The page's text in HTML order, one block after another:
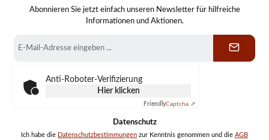
Abonnieren Sie jetzt einfach unseren Newsletter für hilfreiche
Informationen und Aktionen.
Mail-
Anti-Roboter-Verifizierung
Hier klicken
FriendlyCaptcha ⇗
Datenschutz
Ich habe die Datenschutzbestimmungen zur Kenntnis genommen und die AGB